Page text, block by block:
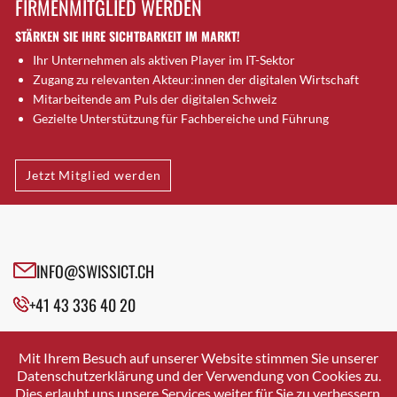
Brugg AG
Brütten
Bubendorf
Bubikon
Buchs (SG)
Bäretswil
Bülach
Cazis
Crissier
Davos Platz
Dierikon
Dietikon
FIRMENMITGLIED WERDEN
STÄRKEN SIE IHRE SICHTBARKEIT IM MARKT!
Ihr Unternehmen als aktiven Player im IT-Sektor
Zugang zu relevanten Akteur:innen der digitalen Wirtschaft
Mitarbeitende am Puls der digitalen Schweiz
Gezielte Unterstützung für Fachbereiche und Führung
Jetzt Mitglied werden
INFO@SWISSICT.CH
+41 43 336 40 20
SWISSICT
VULKANSTRASSE 120
8048 ZURICH
Mit Ihrem Besuch auf unserer Website stimmen Sie unserer
Datenschutzerklärung und der Verwendung von Cookies zu.
Dies erlaubt uns unsere Services weiter für Sie zu verbessern.